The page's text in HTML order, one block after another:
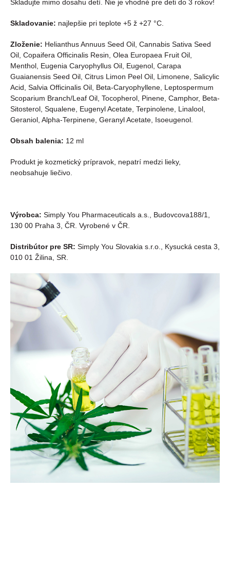
Skladujte mimo dosahu detí. Nie je vhodné pre deti do 3 rokov!
Skladovanie: najlepšie pri teplote +5 ž +27 °C.
Zloženie: Helianthus Annuus Seed Oil, Cannabis Sativa Seed
Oil, Copaifera Officinalis Resin, Olea Europaea Fruit Oil,
Menthol, Eugenia Caryophyllus Oil, Eugenol, Carapa
Guaianensis Seed Oil, Citrus Limon Peel Oil, Limonene, Salicylic
Acid, Salvia Officinalis Oil, Beta-Caryophyllene, Leptospermum
Scoparium Branch/Leaf Oil, Tocopherol, Pinene, Camphor, Beta-
Sitosterol, Squalene, Eugenyl Acetate, Terpinolene, Linalool,
Geraniol, Alpha-Terpinene, Geranyl Acetate, Isoeugenol.
Obsah balenia: 12 ml
Produkt je kozmetický prípravok, nepatrí medzi lieky,
neobsahuje liečivo.
Výrobca: Simply You Pharmaceuticals a.s., Budovcova188/1,
130 00 Praha 3, ČR. Vyrobené v ČR.
Distribútor pre SR: Simply You Slovakia s.r.o., Kysucká cesta 3,
010 01 Žilina, SR.